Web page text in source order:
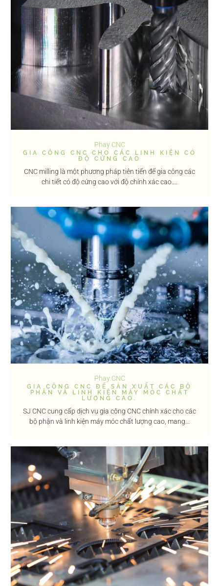
Phay CNC
GIA CÔNG CNC CHO CÁC LINH KIỆN CÓ
ĐỘ CỨNG CAO
CNC milling là một phương pháp tiên tiến để gia công các
chi tiết có độ cứng cao với độ chính xác cao....
Phay CNC
GIA CÔNG CNC ĐỂ SẢN XUẤT CÁC BỘ
PHẬN VÀ LINH KIỆN MÁY MÓC CHẤT
LƯỢNG CAO.
SJ CNC cung cấp dịch vụ gia công CNC chính xác cho các
bộ phận và linh kiện máy móc chất lượng cao, mang...